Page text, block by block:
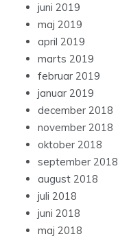
juni 2019
maj 2019
april 2019
marts 2019
februar 2019
januar 2019
december 2018
november 2018
oktober 2018
september 2018
august 2018
juli 2018
juni 2018
maj 2018